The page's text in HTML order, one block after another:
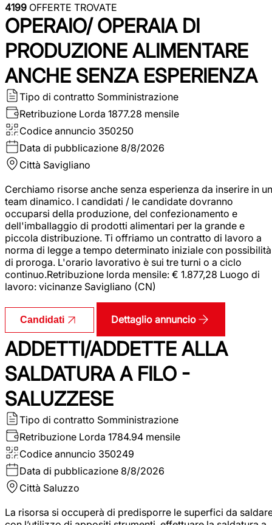
4199 OFFERTE TROVATE
OPERAIO/ OPERAIA DI
PRODUZIONE ALIMENTARE
ANCHE SENZA ESPERIENZA
Tipo di contratto Somministrazione
Retribuzione Lorda 1877.28 mensile
Codice annuncio 350250
Data di pubblicazione 8/8/2026
Città Savigliano
Cerchiamo risorse anche senza esperienza da inserire in un
team dinamico. I candidati / le candidate dovranno
occuparsi della produzione, del confezionamento e
dell'imballaggio di prodotti alimentari per la grande e
piccola distribuzione. Ti offriamo un contratto di lavoro a
norma di legge a tempo determinato iniziale con possibilità
di proroga. L'orario lavorativo è sui tre turni o a ciclo
continuo.Retribuzione lorda mensile: € 1.877,28 Luogo di
lavoro: vicinanze Savigliano (CN)
Candidati Dettaglio annuncio
ADDETTI/ADDETTE ALLA
SALDATURA A FILO -
SALUZZESE
Tipo di contratto Somministrazione
Retribuzione Lorda 1784.94 mensile
Codice annuncio 350249
Data di pubblicazione 8/8/2026
Città Saluzzo
La risorsa si occuperà di predisporre le superfici da